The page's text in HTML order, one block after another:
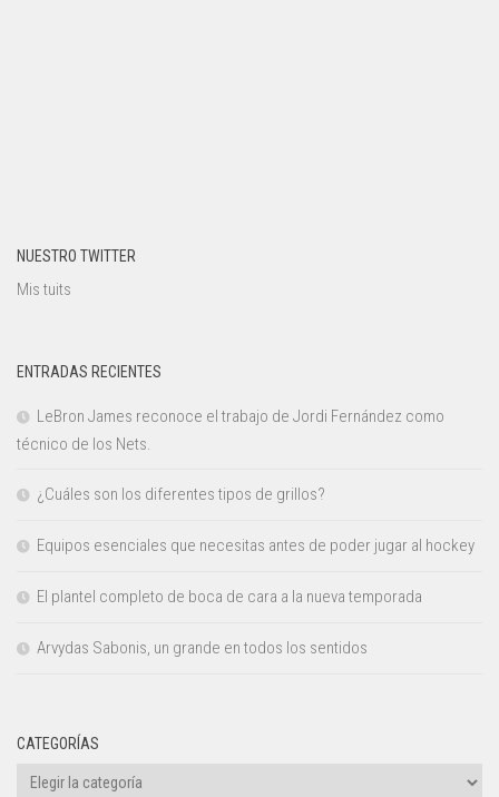
NUESTRO TWITTER
Mis tuits
ENTRADAS RECIENTES
LeBron James reconoce el trabajo de Jordi Fernández como
técnico de los Nets.
¿Cuáles son los diferentes tipos de grillos?
Equipos esenciales que necesitas antes de poder jugar al hockey
El plantel completo de boca de cara a la nueva temporada
Arvydas Sabonis, un grande en todos los sentidos
CATEGORÍAS
Categorías